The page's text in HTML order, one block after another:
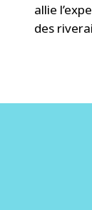
allie
des